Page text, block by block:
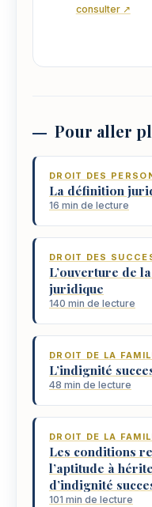
consulter ↗
Pour aller
DROIT DES
La définition
16 min de lecture
DROIT DES
L’ouverture de
juridique
140 min de lecture
DROIT DE LA
L’indignité
48 min de lecture
DROIT DE LA
Les conditions
l’aptitude à
d’indignité
101 min de lecture